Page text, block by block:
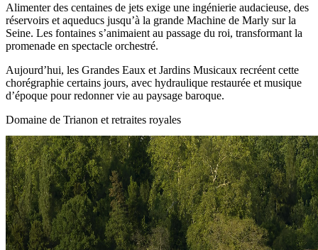
Alimenter des centaines de jets exige une ingénierie audacieuse, des
réservoirs et aqueducs jusqu’à la grande Machine de Marly sur la
Seine. Les fontaines s’animaient au passage du roi, transformant la
promenade en spectacle orchestré.
Aujourd’hui, les Grandes Eaux et Jardins Musicaux recréent cette
chorégraphie certains jours, avec hydraulique restaurée et musique
d’époque pour redonner vie au paysage baroque.
Domaine de Trianon et retraites royales